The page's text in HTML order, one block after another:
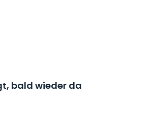
bald wieder da